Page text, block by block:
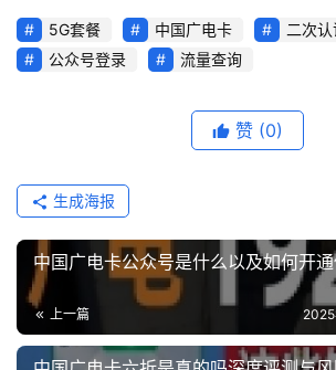
5G套餐 中国广电卡
二次
公众号登录
流量查询
赞 (0)
生成海报
中国广电卡公众号是什么以及如何开通
上一篇